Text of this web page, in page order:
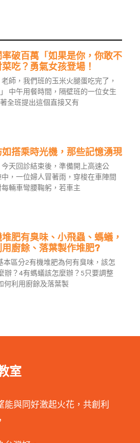
率破百萬「如果是你，你敢不
吃？勇氣女孩登場！
師，我們班的玉米火腿蛋吃完了，
中午用餐時間，隔壁班的一位女生
全班提出這個直接又有
搭乘時光機，那些記憶湧現
天回診結束後，準備開上高速公
，一位婦人冒著雨，穿梭在車陣間
輛車彎腰鞠躬，若車主
堆肥有臭味、小飛蟲、螞蟻，
廚餘、落葉製作堆肥?
本區分2有機堆肥為何有臭味，該怎
辦？4有螞蟻該怎麼辦？5只要調整
何利用廚餘及落葉製
室
能與同好激起火花，共創利